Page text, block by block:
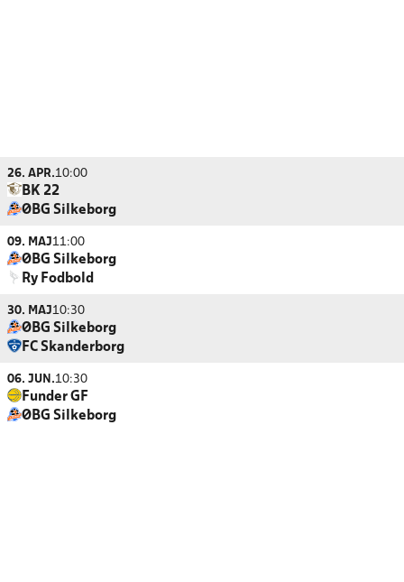
26. APR.10:00
BK 22
ØBG Silkeborg
09. MAJ11:00
ØBG Silkeborg
Ry Fodbold
30. MAJ10:30
ØBG Silkeborg
FC Skanderborg
06. JUN.10:30
Funder GF
ØBG Silkeborg